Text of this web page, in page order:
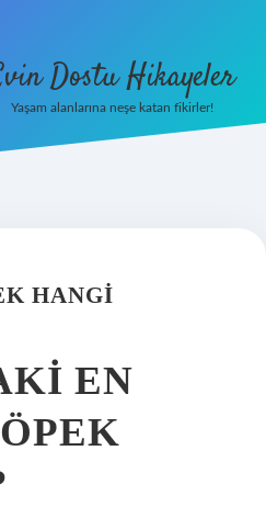
Dostu Hikayeler
Yaşam alanlarına neşe katan fikirler!
HANGI
EN